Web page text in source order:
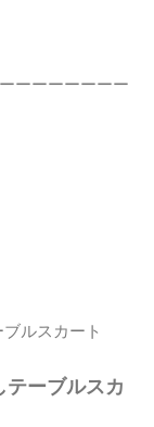
ーーーーーーー
テーブルスカ